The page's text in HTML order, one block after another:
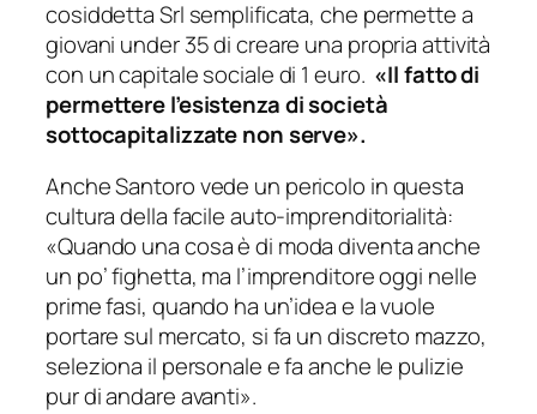
cosiddetta Srl semplificata, che permette a
giovani under 35 di creare una propria attività
con un capitale sociale di 1 euro. «Il fatto di
permettere l’esistenza di società
sottocapitalizzate non serve».
Anche Santoro vede un pericolo in questa
cultura della facile auto-imprenditorialità:
«Quando una cosa è di moda diventa anche
un po’ fighetta, ma l’imprenditore oggi nelle
prime fasi, quando ha un’idea e la vuole
portare sul mercato, si fa un discreto mazzo,
seleziona il personale e fa anche le pulizie
pur di andare avanti».